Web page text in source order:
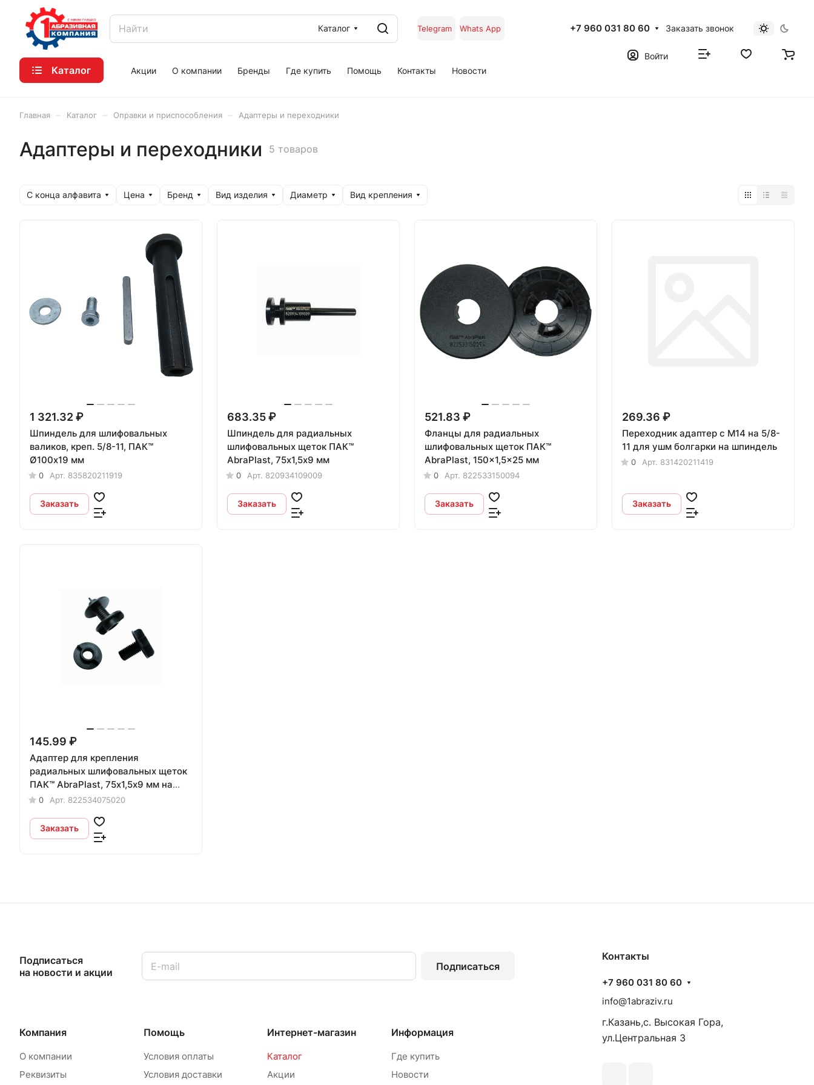
Каталог Telegram Whats App +7 960 031 80 60 Заказать звонок
Каталог Акции О компании Бренды Где купить Помощь Контакты Новости
Войти
Главная Каталог Оправки и приспособления Адаптеры и переходники
Адаптеры и переходники 5 товаров
С конца алфавита Цена Бренд Вид изделия Диаметр Вид крепления
1 321.32 ₽
Шпиндель для шлифовальных
валиков, креп. 5/8-11, ПАК™
Ø100х19 мм
0 Арт. 835820211919
Заказать
683.35 ₽
Шпиндель для радиальных
шлифовальных щеток ПАК™
AbraPlast, 75х1,5х9 мм
0 Арт. 820934109009
Заказать
521.83 ₽
Фланцы для радиальных
шлифовальных щеток ПАК™
AbraPlast, 150x1,5x25 мм
0 Арт. 822533150094
Заказать
269.36 ₽
Переходник адаптер с М14 на 5/8-
11 для ушм болгарки на шпиндель
0 Арт. 831420211419
Заказать
145.99 ₽
Адаптер для крепления
радиальных шлифовальных щеток
ПАК™ AbraPlast, 75х1,5х9 мм на
конический шпиндель
0 Арт. 822534075020
Заказать
Подписаться
на новости и акции
Подписаться
Компания
О компании
Реквизиты
Помощь
Условия оплаты
Условия доставки
Интернет-магазин
Каталог
Акции
Информация
Где купить
Новости
Контакты
+7 960 031 80 60
info@1abraziv.ru
г.Казань,с. Высокая Гора,
ул.Центральная 3